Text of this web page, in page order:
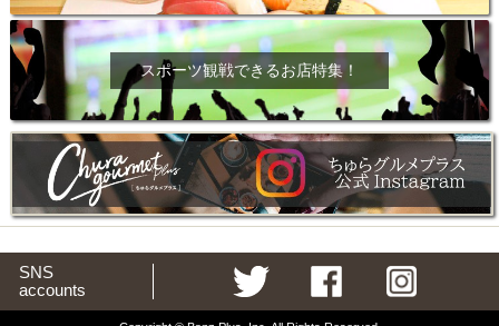
スポーツ観戦できるお店特集！
SNS
accounts